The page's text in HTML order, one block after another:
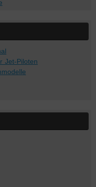
Jet-Piloten